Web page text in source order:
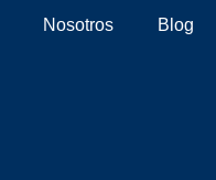
Nosotros Blog